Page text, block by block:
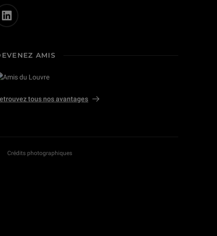
AMIS
tous nos avantages
Crédits photographiques